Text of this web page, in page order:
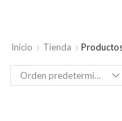
Inicio Tienda